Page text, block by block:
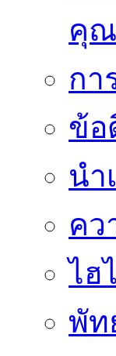
คุ
กา
ข้อ
นำ
คว
ไฮ
พัท